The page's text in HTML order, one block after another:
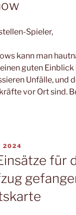
Spieler,
kann man
guten
Unfälle, und
vor Ort sind.
2024
für